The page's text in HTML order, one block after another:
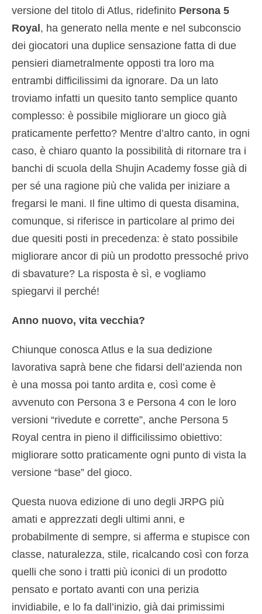
versione del titolo di Atlus, ridefinito Persona 5
Royal , ha generato nella mente e nel subconscio
dei giocatori una duplice sensazione fatta di due
pensieri diametralmente opposti tra loro ma
entrambi difficilissimi da ignorare. Da un lato
troviamo infatti un quesito tanto semplice quanto
complesso: è possibile migliorare un gioco già
praticamente perfetto? Mentre d’altro canto, in ogni
caso, è chiaro quanto la possibilità di ritornare tra i
banchi di scuola della Shujin Academy fosse già di
per sé una ragione più che valida per iniziare a
fregarsi le mani. Il fine ultimo di questa disamina,
comunque, si riferisce in particolare al primo dei
due quesiti posti in precedenza: è stato possibile
migliorare ancor di più un prodotto pressoché privo
di sbavature? La risposta è sì, e vogliamo
spiegarvi il perché!
Anno nuovo, vita vecchia?
Chiunque conosca Atlus e la sua dedizione
lavorativa saprà bene che fidarsi dell’azienda non
è una mossa poi tanto ardita e, così come è
avvenuto con Persona 3 e Persona 4 con le loro
versioni “rivedute e corrette”, anche Persona 5
Royal centra in pieno il difficilissimo obiettivo:
migliorare sotto praticamente ogni punto di vista la
versione “base” del gioco.
Questa nuova edizione di uno degli JRPG più
amati e apprezzati degli ultimi anni, e
probabilmente di sempre, si afferma e stupisce con
classe, naturalezza, stile, ricalcando così con forza
quelli che sono i tratti più iconici di un prodotto
pensato e portato avanti con una perizia
invidiabile, e lo fa dall’inizio, già dai primissimi